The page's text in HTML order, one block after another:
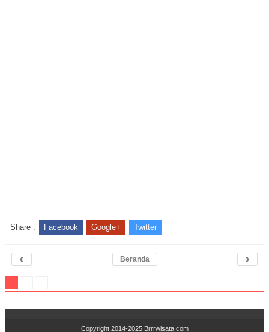
Share : Facebook Google+ Twitter
‹ ›
Beranda
Copyright 2014-2025 Brrrwisata.com